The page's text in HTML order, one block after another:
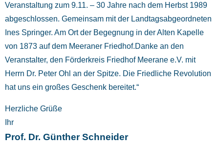
Veranstaltung zum 9.11. – 30 Jahre nach dem Herbst 1989
abgeschlossen. Gemeinsam mit der Landtagsabgeordneten
Ines Springer. Am Ort der Begegnung in der Alten Kapelle
von 1873 auf dem Meeraner Friedhof.Danke an den
Veranstalter, den Förderkreis Friedhof Meerane e.V. mit
Herrn Dr. Peter Ohl an der Spitze. Die Friedliche Revolution
hat uns ein großes Geschenk bereitet.“
Herzliche Grüße
Ihr
Prof. Dr. Günther Schneider